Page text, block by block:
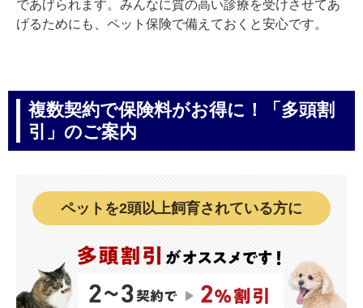
であげられます。みんなに質の高い診療を受けさせてあ
げるためにも、ペット保険で備えておくと安心です。
複数契約で保険料がお得に！「多頭割
引」のご案内
ペットを2頭以上飼育されている方に